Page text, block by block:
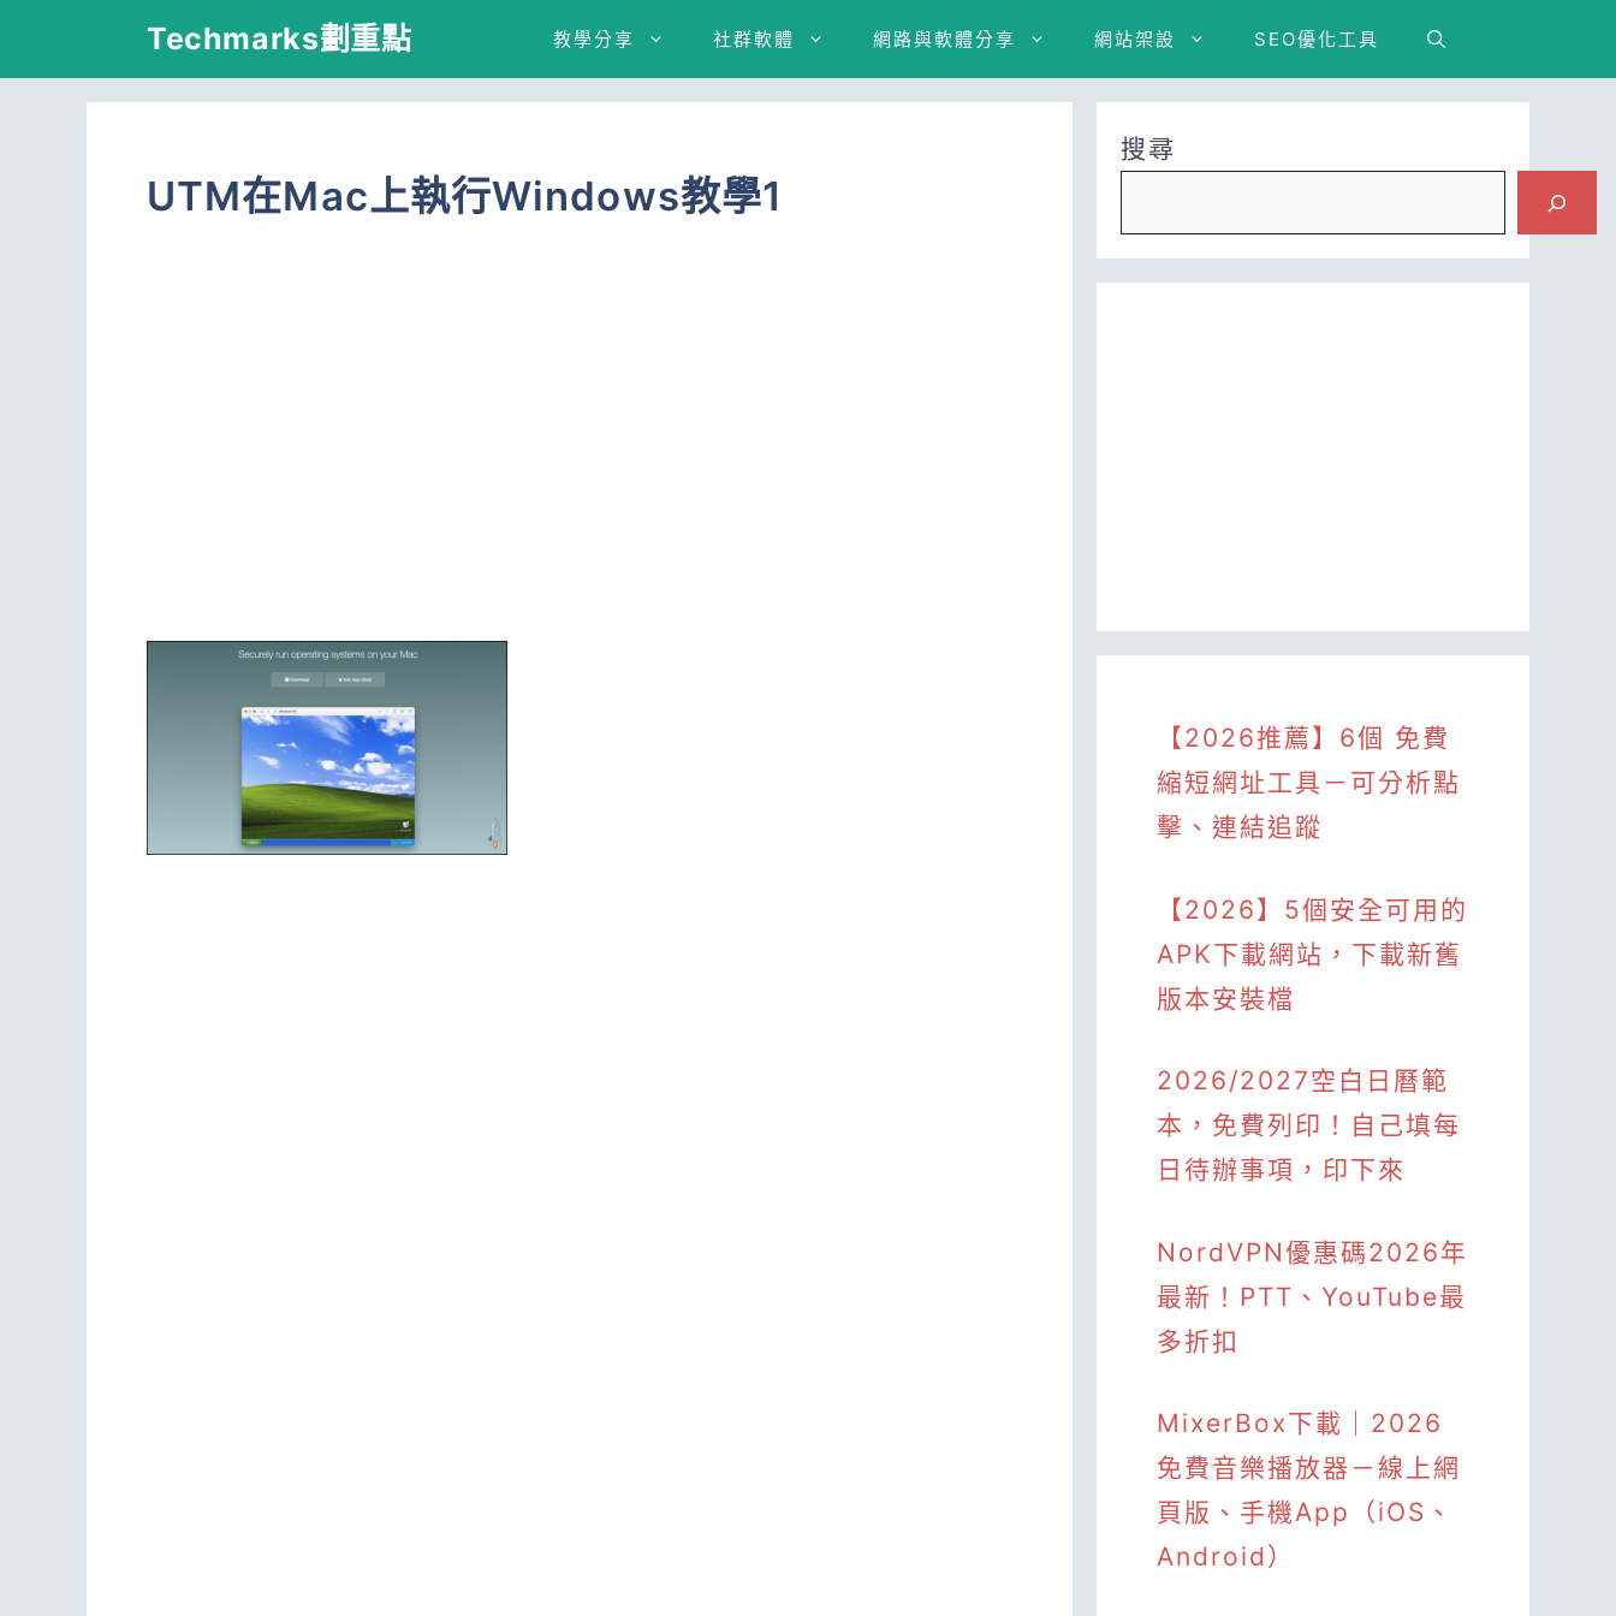
Techmarks劃重點 教學分享 社群軟體 網路與軟體分享 網站架設 SEO優化工具
UTM在Mac上執行Windows教學1
搜尋
【2026推薦】6個 免費
縮短網址工具－可分析點
擊、連結追蹤
【2026】5個安全可用的
APK下載網站，下載新舊
版本安裝檔
2026/2027空白日曆範
本，免費列印！自己填每
日待辦事項，印下來
NordVPN優惠碼2026年
最新！PTT、YouTube最
多折扣
MixerBox下載｜2026
免費音樂播放器－線上網
頁版、手機App（iOS、
Android）